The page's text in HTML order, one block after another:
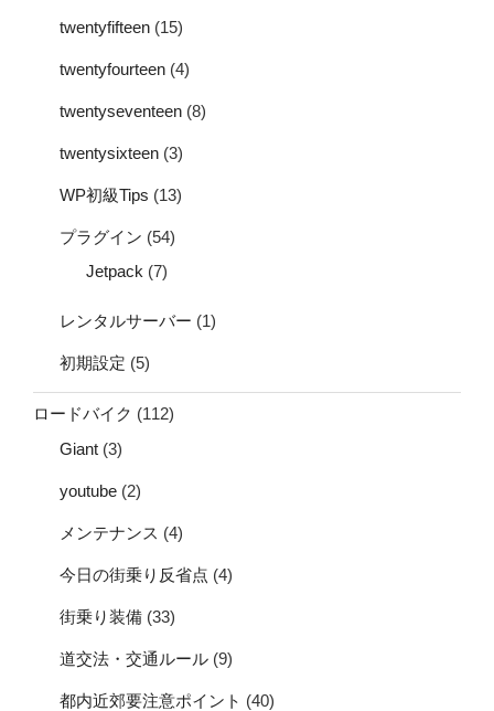
twentyfifteen (15)
twentyfourteen (4)
twentyseventeen (8)
twentysixteen (3)
WP初級Tips (13)
プラグイン (54)
Jetpack (7)
レンタルサーバー (1)
初期設定 (5)
ロードバイク (112)
Giant (3)
youtube (2)
メンテナンス (4)
今日の街乗り反省点 (4)
街乗り装備 (33)
道交法・交通ルール (9)
都内近郊要注意ポイント (40)